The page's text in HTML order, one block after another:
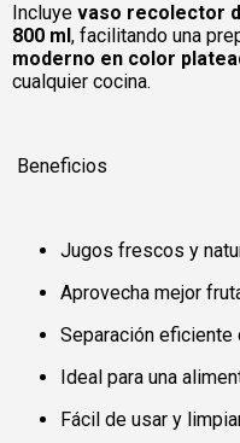
Incluye vaso recolector
800 ml, facilitando una
moderno en color
cualquier cocina.
Beneficios
Jugos frescos y
Aprovecha mejor
Separación eficiente
Ideal para una
Fácil de usar y